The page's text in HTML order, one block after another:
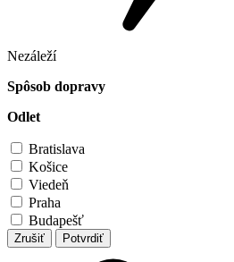
Nezáleží
Spôsob dopravy
Odlet
Bratislava
Košice
Viedeň
Praha
Budapešť
Zrušiť Potvrdiť